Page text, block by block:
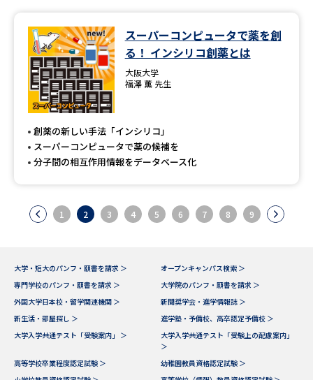
スーパーコンピュータで薬を創
る！ インシリコ創薬とは
大阪大学
福澤 薫 先生
創薬の新しい手法「インシリコ」
スーパーコンピュータで薬の候補を
分子間の相互作用情報をデータベース化
1 2 3 4 5 6 7 8 9
大学・短大のパンフ・願書を請求 ＞
オープンキャンパス検索 ＞
専門学校のパンフ・願書を請求 ＞
大学院のパンフ・願書を請求 ＞
外国大学日本校・留学関連機関 ＞
新聞奨学会・進学情報誌 ＞
新生活・部屋探し ＞
進学塾・予備校、高卒認定予備校 ＞
大学入学共通テスト「受験案内」 ＞
大学入学共通テスト「受験上の配慮案内」
＞
高等学校卒業程度認定試験 ＞
幼稚園教員資格認定試験 ＞